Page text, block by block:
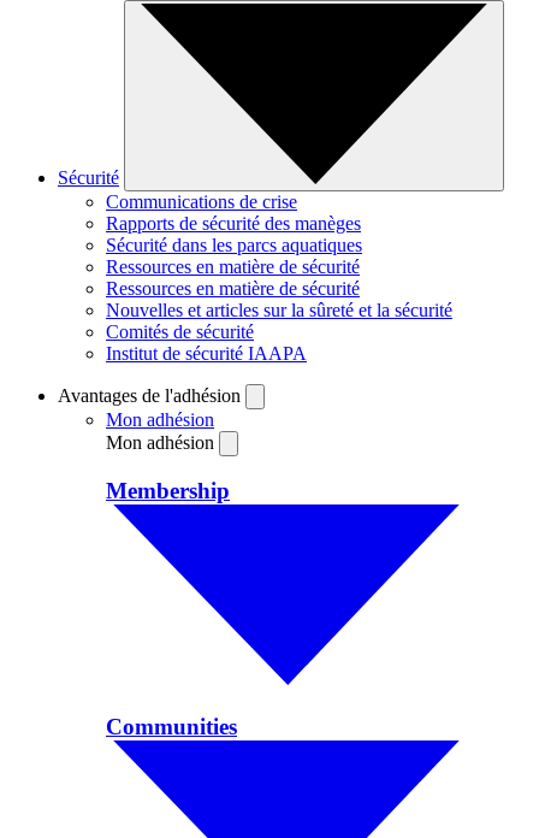
Sécurité
Communications de crise
Rapports de sécurité des manèges
Sécurité dans les parcs aquatiques
Ressources en matière de sécurité
Ressources en matière de sécurité
Nouvelles et articles sur la sûreté et la sécurité
Comités de sécurité
Institut de sécurité IAAPA
Avantages de l'adhésion
Mon adhésion
Mon adhésion
Membership
Communities